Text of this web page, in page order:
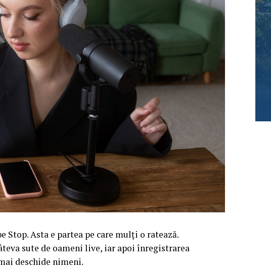
Stop. Asta e partea pe care mulți o ratează.
sute de oameni live, iar apoi înregistrarea
deschide nimeni.